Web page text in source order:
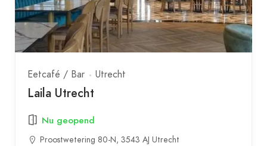
Eetcafé / Bar Utrecht
Laila Utrecht
Nu geopend
Proostwetering 80-N, 3543 AJ Utrecht